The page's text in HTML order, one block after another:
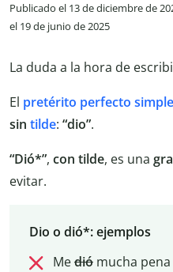
Publicado el 13 de diciembre de
el 19 de junio de 2025
La duda a la hora de
El pretérito perfecto simple
sin tilde: “dio”.
“Dió*”, con tilde, es una
evitar.
Dio o dió*: ejemplos
Mediómucha